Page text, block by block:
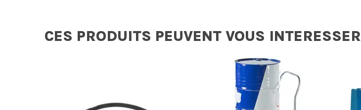
CES PRODUITS PEUVENT VOUS INTERESSER